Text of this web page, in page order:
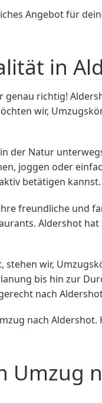
Angebot für
in
richtig!
wir,
der Natur
joggen oder
betätigen kannst.
freundliche und
Aldershot
wir,
bis hin zur
nach
nach
Umzug